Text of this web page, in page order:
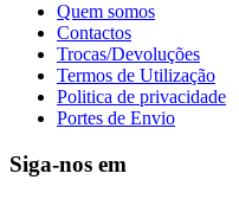
Quem somos
Contactos
Trocas/Devoluções
Termos de Utilização
Politica de privacidade
Portes de Envio
Siga-nos em